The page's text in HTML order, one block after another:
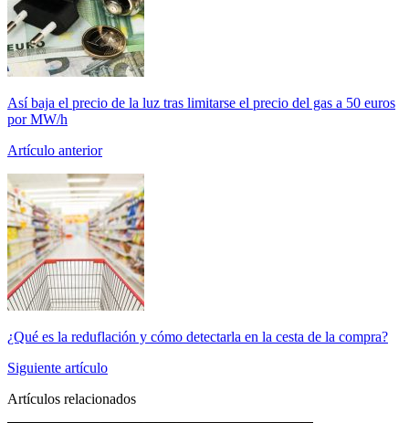
Así baja el precio de la luz tras limitarse el precio del gas a 50 euros
por MW/h
Artículo anterior
¿Qué es la reduflación y cómo detectarla en la cesta de la compra?
Siguiente artículo
Artículos relacionados